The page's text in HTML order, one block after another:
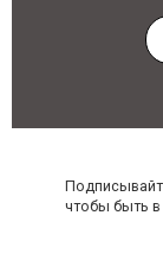
чтобы быть в